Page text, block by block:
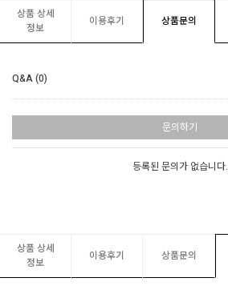
상품 상세
정보
이용후기 상품문의
Q&A (0)
문의하기
등록된 문의가 없습니다.
상품 상세
정보
이용후기 상품문의